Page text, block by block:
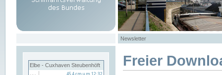
Newsletter
Elbe - Cuxhaven Steubenhöft Freier